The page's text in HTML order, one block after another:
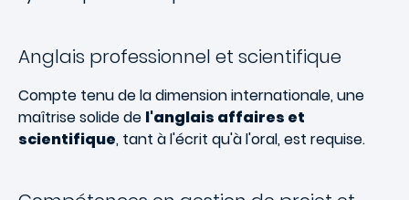
Anglais professionnel et scientifique
Compte tenu de la dimension internationale, une
maîtrise solide de l'anglais affaires et
scientifique, tant à l'écrit qu'à l'oral, est requise.